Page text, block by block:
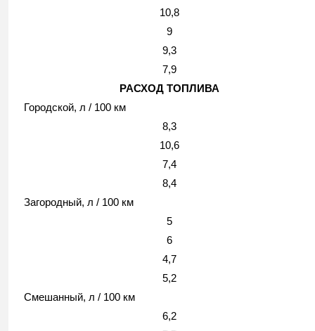
10,8
9
9,3
7,9
РАСХОД ТОПЛИВА
Городской, л / 100 км
8,3
10,6
7,4
8,4
Загородный, л / 100 км
5
6
4,7
5,2
Смешанный, л / 100 км
6,2